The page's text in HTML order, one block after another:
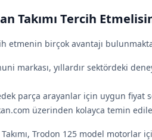
Takımı Tercih
etmenin birçok avantajı
markası, yıllardır sektördeki
parça arayanlar için uygun fiyat
üzerinden kolayca temin
Trodon 125 model motorlar